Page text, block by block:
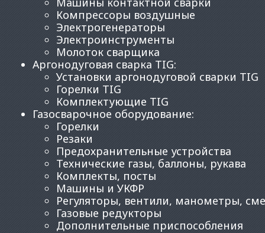
Компрессоры воздушные
Электрогенераторы
Электроинструменты
Молоток сварщика
Аргонодуговая сварка TIG:
Установки аргонодуговой сварки TIG
Горелки TIG
Комплектующие TIG
Газосварочное оборудование:
Горелки
Резаки
Предохранительные устройства
Технические газы, баллоны, рукава
Комплекты, посты
Машины и УКФР
Регуляторы, вентили, манометры,
Газовые редукторы
Дополнительные приспособления